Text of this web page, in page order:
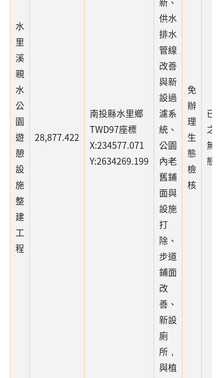
水
里
溪
親
水
公
園
遊
憩
設
施
整
建
工
程
28,877.422
南投縣水里鄉
TWD97座標
X:234577.071
Y:2634269.199
供水
排水
管線
改善
與新
設過
濾系
統、
公園
內老
舊鋪
面與
設施
打
除、
步道
鋪面
改
善、
新設
廁
所，
與植
免
辦
理
生
態
檢
核
已
之
無
態